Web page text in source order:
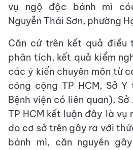
vụ ngộ độc bánh mì
Nguyễn Thái Sơn, phường
Căn cứ trên kết quả điều
phân tích, kết quả kiểm
các ý kiến chuyên môn từ
công cộng TP HCM, Sở
Bệnh viện có liên quan),
TP HCM kết luận đây là
do cơ sở trên gây ra với
bánh mì, căn nguyên